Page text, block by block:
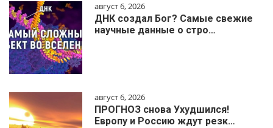
август 6, 2026
ДНК создал Бог? Самые свежие
научные данные о стро…
август 6, 2026
ПРОГНОЗ снова Ухудшился!
Европу и Россию ждут резк…